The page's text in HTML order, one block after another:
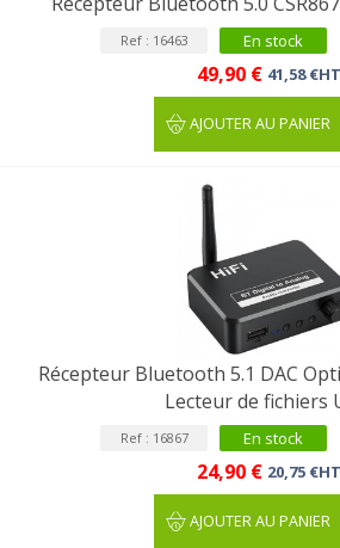
Ref : 16463 En stock
49,90 € 41,58 €HT
AJOUTER AU PANIER
Récepteur Bluetooth 5.1 DAC
Lecteur de fichiers
Ref : 16867 En stock
24,90 € 20,75 €HT
AJOUTER AU PANIER